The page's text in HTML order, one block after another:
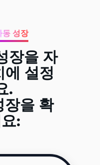
동 성장
장을 자
에 설정
.
장을 확
: